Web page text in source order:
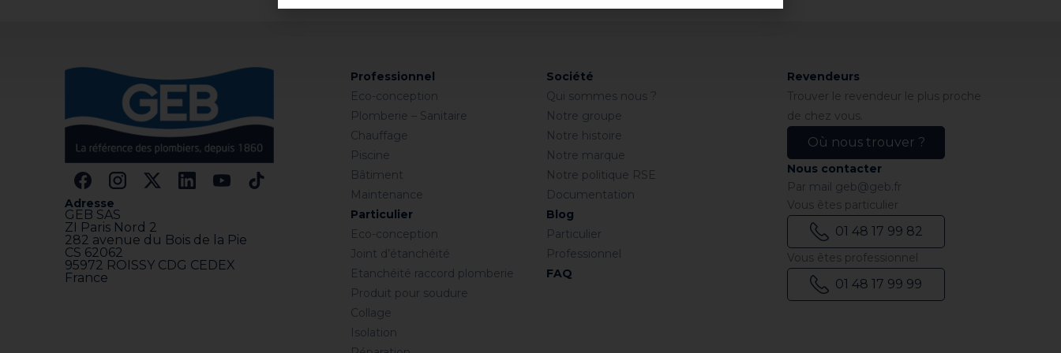
Adresse
GEB SAS
ZI Paris Nord 2
282 avenue du Bois de la Pie
CS 62062
95972 ROISSY CDG CEDEX
France
Professionnel
Eco-conception
Plomberie – Sanitaire
Chauffage
Piscine
Bâtiment
Maintenance
Particulier
Eco-conception
Joint d’étanchéité
Etanchéité raccord plomberie
Produit pour soudure
Collage
Isolation
Société
Qui sommes nous ?
Notre groupe
Notre histoire
Notre marque
Notre politique RSE
Documentation
Blog
Particulier
Professionnel
FAQ
Revendeurs
Trouver le revendeur le plus proche
de chez vous.
Où nous trouver ?
Nous contacter
Par mail geb@geb.fr
Vous êtes particulier
01 48 17 99 82
Vous êtes professionnel
01 48 17 99 99